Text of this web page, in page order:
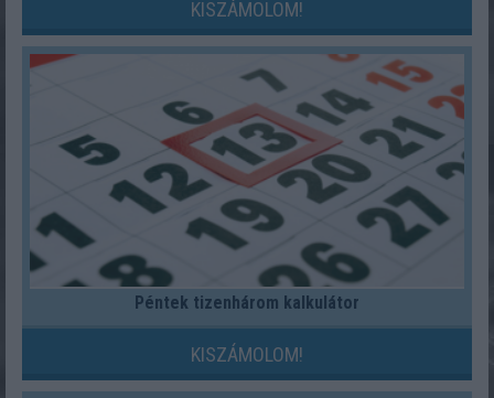
KISZÁMOLOM!
Péntek tizenhárom kalkulátor
KISZÁMOLOM!